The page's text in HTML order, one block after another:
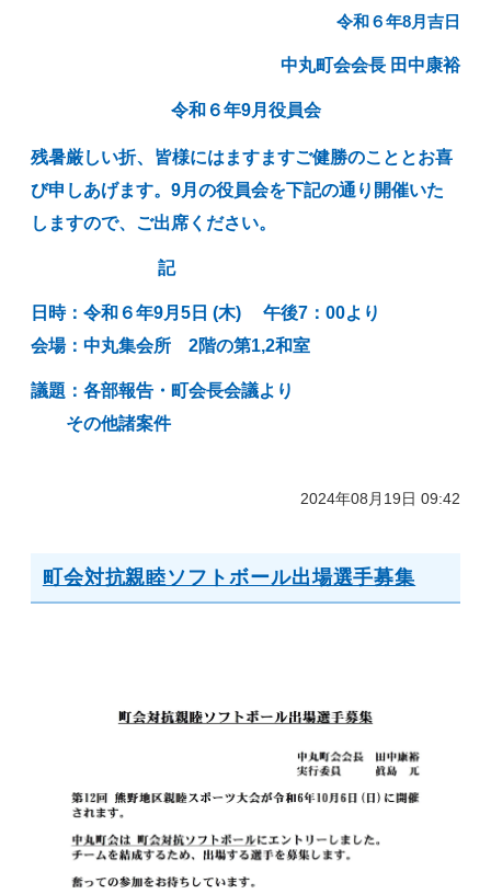
令和６年8月吉日
中丸町会会長 田中康裕
令和６年9月役員会
残暑厳しい折、
皆様にはますますご健勝のこととお喜
び申しあげます。9月の役員会を下記の通り開催いた
しますので、ご出席ください。
記
日時：令和６年9月5日 (木) 午後7：00より
会場：中丸集会所 2階の第1,2和室
議題：各部報告・町会長会議より
その他諸案件
2024年08月19日 09:42
町会対抗親睦ソフトボール出場選手募集